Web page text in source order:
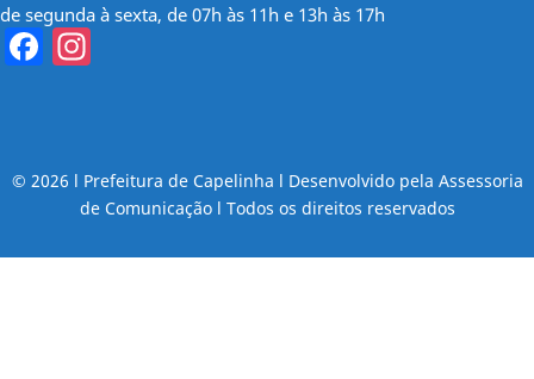
de segunda à sexta, de 07h às 11h e 13h às 17h
Facebook
© 2026 l Prefeitura de Capelinha l Desenvolvido pela Assessoria
de Comunicação l Todos os direitos reservados